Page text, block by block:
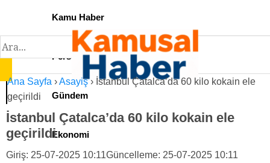
Kamu Haber
Personel İlan
Gündem
Ekonomi
Ana Sayfa ›Asayiş› İstanbul Çatalca’da 60 kilo kokain ele
geçirildi
İstanbul Çatalca’da 60 kilo kokain ele
geçirildi
Giriş: 25-07-2025 10:11Güncelleme: 25-07-2025 10:11